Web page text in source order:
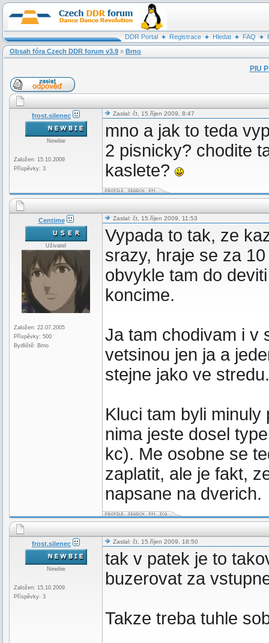
DDR Portal Registrace Hledat FAQ
Obsah fóra Czech DDR forum v3.9 » Brno
PIU
frost.silenec
Newbie
Založen: 15.10.2009
Příspěvky: 3
Zaslal: čt, 15.říjen 2009, 8:47
mno a jak to teda
2 pisnicky? chodite
kaslete?
Centime
Uživatel
Založen: 22.07.2005
Příspěvky: 500
Bydliště: Brno
Zaslal: čt, 15.říjen 2009, 11:53
Vypada to tak, ze
srazy, hraje se za
obvykle tam do
koncime.
Ja tam chodivam i v
vetsinou jen ja a
stejne jako ve stredu.
Kluci tam byli
nima jeste dosel
kc). Me osobne se
zaplatit, ale je fakt,
napsane na dverich.
frost.silenec
Newbie
Založen: 15.10.2009
Příspěvky: 3
Zaslal: čt, 15.říjen 2009, 18:50
tak v patek je to
buzerovat za
Takze treba tuhle